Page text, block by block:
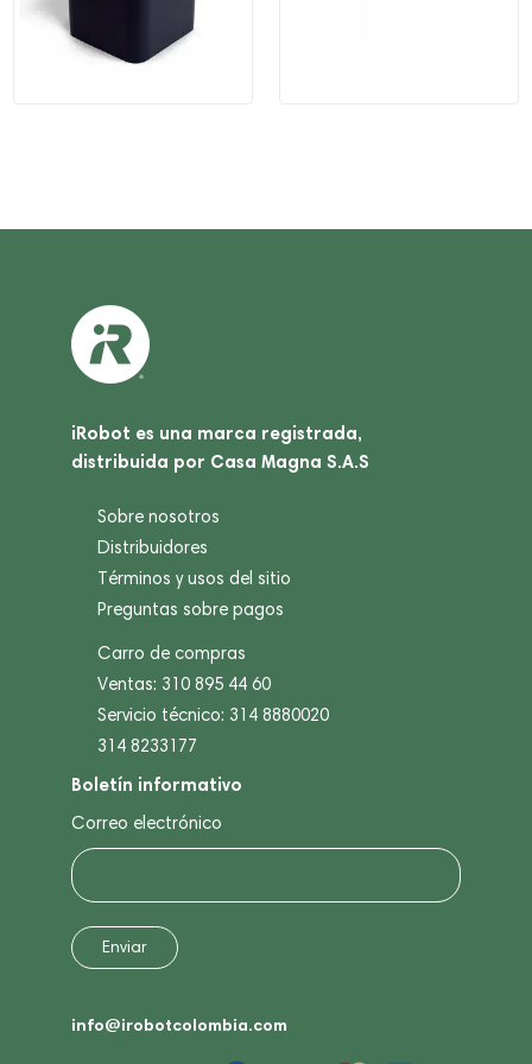
iRobot es una marca registrada,
distribuida por Casa Magna S.A.S
Sobre nosotros
Distribuidores
Términos y usos del sitio
Preguntas sobre pagos
Carro de compras
Ventas: 310 895 44 60
Servicio técnico: 314 8880020
314 8233177
Boletín informativo
Correo electrónico
info@irobotcolombia.com